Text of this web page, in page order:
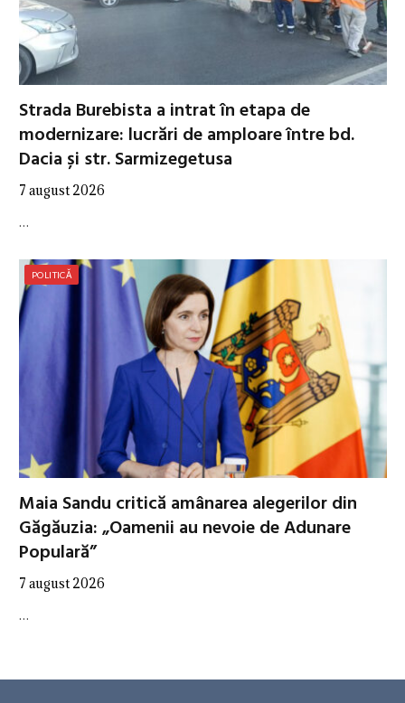
Strada Burebista a intrat în etapa de
modernizare: lucrări de amploare între bd.
Dacia și str. Sarmizegetusa
7 august 2026
…
POLITICĂ
Maia Sandu critică amânarea alegerilor din
Găgăuzia: „Oamenii au nevoie de Adunare
Populară”
7 august 2026
…